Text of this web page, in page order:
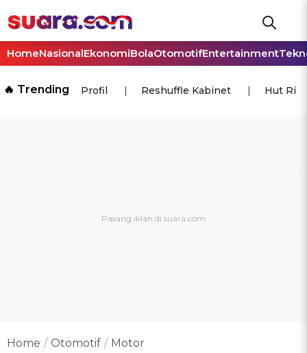
HomeNasionalEkonomiBolaOtomotifEntertainment
🔥 Trending Profil Reshuffle Kabinet Hut Ri
Home Otomotif Motor